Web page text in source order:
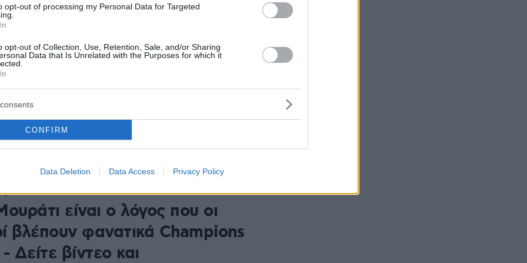
opt-out of processing my Personal Data for Targeted
opt-out of Collection, Use, Retention, Sale, and/or Sharing
Data that Is Unrelated with the Purposes for which it
CONFIRM
Data Deletion Data Access Privacy Policy
Euro
παρουσιάστρια Εύα
κάνει διακοπές στην Ελλάδα
μαγιό
παρουσιάστριας με άρωμα Ελλάδας και Mamma
την εκπομπή του Champions League στην
170
είναι ο λόγος που οι
βλέπουν φανατικά Champions
Δείτε βίντεο και
13